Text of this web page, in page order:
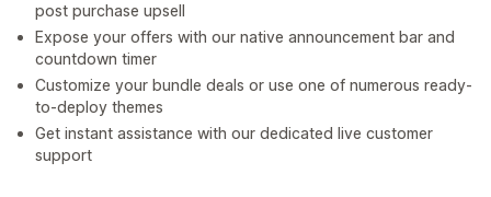
post purchase upsell
Expose your offers with our native announcement bar and
countdown timer
Customize your bundle deals or use one of numerous ready-
to-deploy themes
Get instant assistance with our dedicated live customer
support